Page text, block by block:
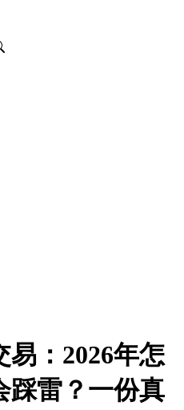
：2026年怎
踩雷？一份真